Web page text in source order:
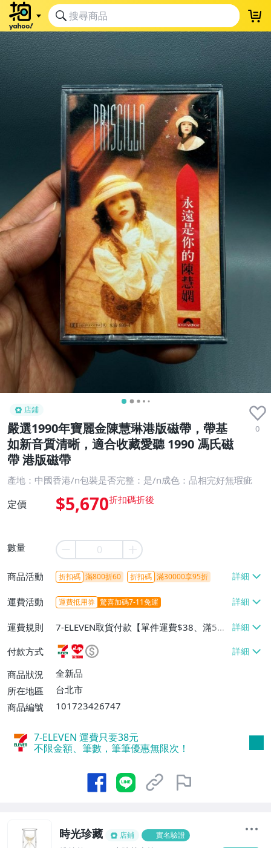
店鋪
嚴選1990年寶麗金陳慧琳港版磁帶，帶基
如新音質清晰，適合收藏愛聽 1990 馮氏磁
帶 港版磁帶
0
產地：中國香港/n包裝是否完整：是/n成色：品相完好無瑕疵
定價 $5,670
數量
商品活動 折扣碼 滿800折60 折扣碼 滿30000享95折
運費活動 運費抵用券 驚喜加碼7-11免運
運費規則
7-ELEVEN取貨付款【單件運費$38、滿5件
或消費滿$1298免運費】、7-ELEVEN取貨
不付款【免運費】、萊爾富取貨付款【單件
運費$60、滿5件或消費滿$1298免運
費】、宅配/貨運【單件運費$120、滿5件
付款方式
商品狀況
全新品
所在地區
台北市
商品編號
101723426747
7-ELEVEN 運費只要38元
不限金額、筆數，筆筆優惠無限次！
時光珍藏 店鋪 實名驗證